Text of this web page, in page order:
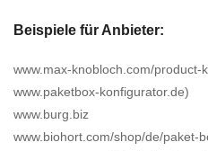
Beispiele für Anbieter:
www.max-knobloch.com/
www.paketbox-konfigurator.de)
www.burg.biz
www.biohort.com/shop/de/paket-